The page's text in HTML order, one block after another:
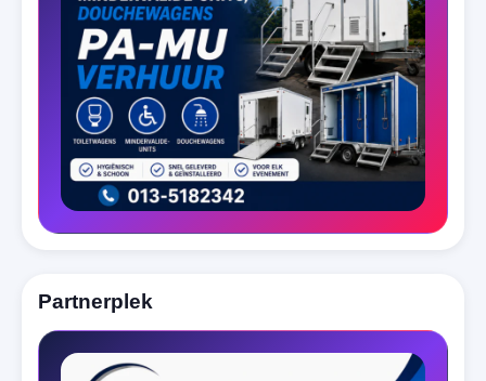
Partnerplek